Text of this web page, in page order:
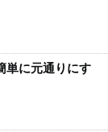
単に元通りにす